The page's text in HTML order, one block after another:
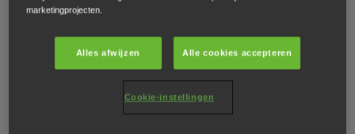
Het spijt ons. Er zijn momenteel geen aanbiedingen voor
marketingprojecten.
Alles afwijzen Alle cookies accepteren
Cookie-instellingen